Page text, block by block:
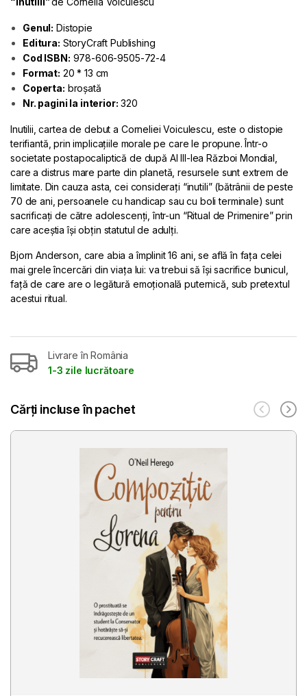
Genul: Distopie
Editura: StoryCraft Publishing
Cod ISBN: 978-606-9505-72-4
Format: 20 * 13 cm
Coperta: broșată
Nr. pagini la interior: 320
Inutilii, cartea de debut a Corneliei Voiculescu, este o distopie
terifiantă, prin implicațiile morale pe care le propune. Într-o
societate postapocaliptică de după Al III-lea Război Mondial,
care a distrus mare parte din planetă, resursele sunt extrem de
limitate. Din cauza asta, cei considerați “inutili” (bătrânii de peste
70 de ani, persoanele cu handicap sau cu boli terminale) sunt
sacrificați de către adolescenți, într-un “Ritual de Primenire” prin
care aceștia își obțin statutul de adulți.
Bjorn Anderson, care abia a împlinit 16 ani, se află în fața celei
mai grele încercări din viața lui: va trebui să își sacrifice bunicul,
față de care are o legătură emoțională puternică, sub pretextul
acestui ritual.
Livrare în România
1-3 zile lucrătoare
Cărți incluse în pachet